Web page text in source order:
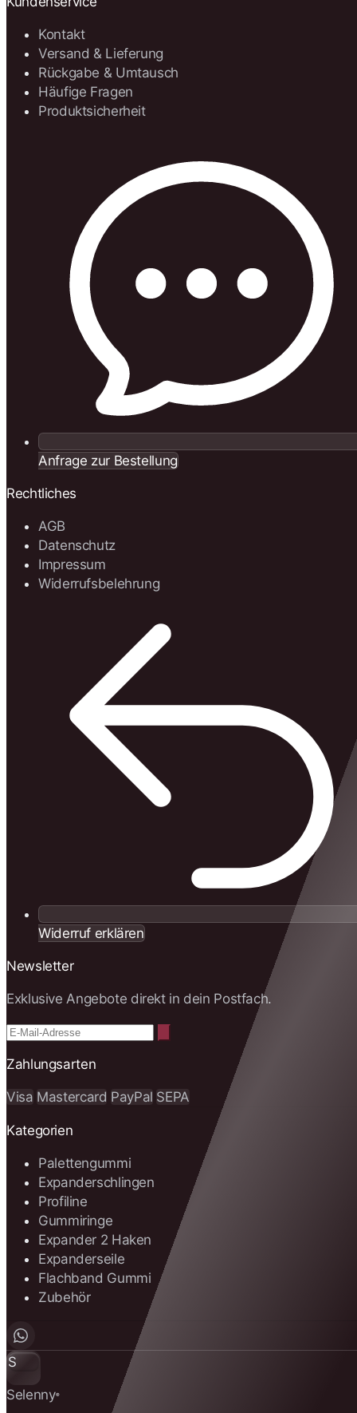
Kontakt
Versand & Lieferung
Rückgabe & Umtausch
Häufige Fragen
Produktsicherheit
Anfrage zur Bestellung
Rechtliches
AGB
Datenschutz
Impressum
Widerrufsbelehrung
Widerruf erklären
Newsletter
Exklusive Angebote direkt in dein Postfach.
Zahlungsarten
Visa Mastercard PayPal SEPA
Kategorien
Palettengummi
Expanderschlingen
Profiline
Gummiringe
Expander 2 Haken
Expanderseile
Flachband Gummi
Zubehör
S
Selenny®